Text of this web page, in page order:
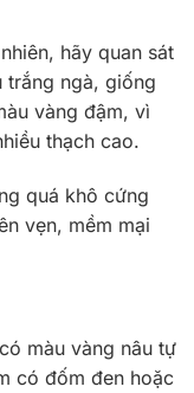
hãy quan sát
trắng ngà, giống
vàng đậm, vì
thạch cao.
quá khô cứng
vẹn, mềm mại
màu vàng nâu tự
có đốm đen hoặc